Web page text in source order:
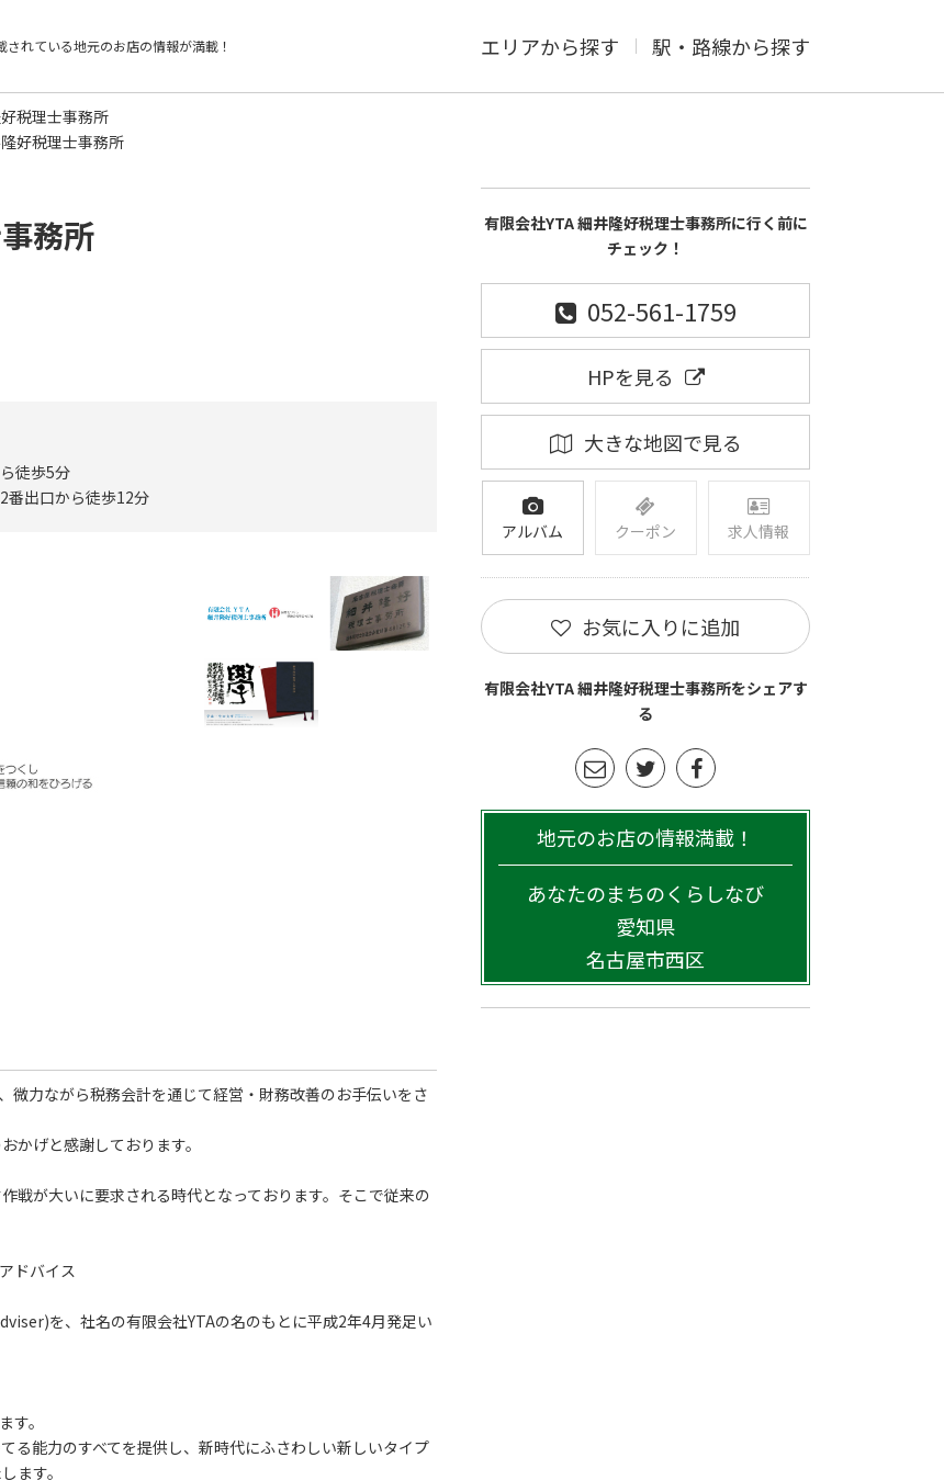
されている地元のお店の情報が満載！ エリアから探す 駅・路線から探す
税理士事務所
好税理士事務所
務所
徒歩5分
番出口から徒歩12分
力ながら税務会計を通じて経営・財務改善のお手伝いをさ
かげと感謝しております。
戦が大いに要求される時代となっております。そこで従来の
ドバイス
を、社名の有限会社YTAの名のもとに平成2年4月発足い
す。
る能力のすべてを提供し、新時代にふさわしい新しいタイプ
ます。
有限会社YTA 細井隆好税理士事務所に行く前に
チェック！
052-561-1759
HPを見る
大きな地図で見る
アルバム クーポン 求人情報
お気に入りに追加
有限会社YTA 細井隆好税理士事務所をシェアす
る
地元のお店の情報満載！
あなたのまちのくらしなび
愛知県
名古屋市西区